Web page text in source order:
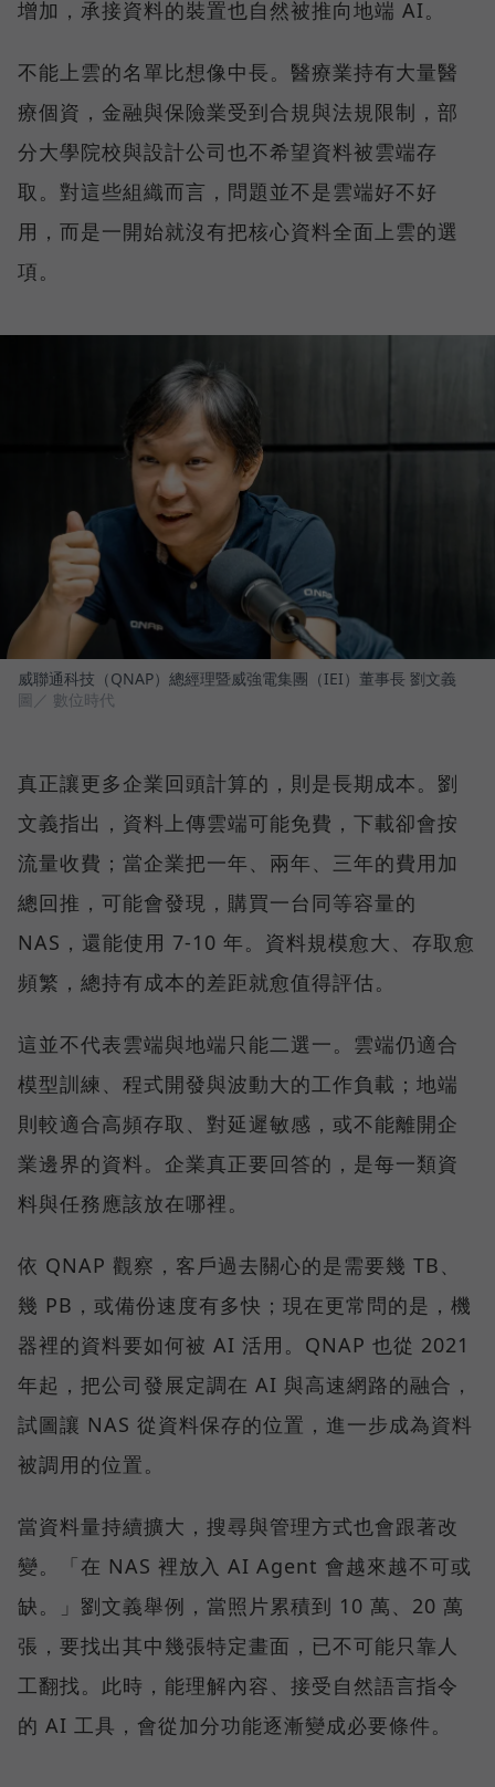
增加，承接資料的裝置也自然被推向地端 AI。
不能上雲的名單比想像中長。醫療業持有大量醫
療個資，金融與保險業受到合規與法規限制，部
分大學院校與設計公司也不希望資料被雲端存
取。對這些組織而言，問題並不是雲端好不好
用，而是一開始就沒有把核心資料全面上雲的選
項。
威聯通科技（QNAP）總經理暨威強電集團（IEI）董事長 劉文義
圖／ 數位時代
真正讓更多企業回頭計算的，則是長期成本。劉
文義指出，資料上傳雲端可能免費，下載卻會按
流量收費；當企業把一年、兩年、三年的費用加
總回推，可能會發現，購買一台同等容量的
NAS，還能使用 7-10 年。資料規模愈大、存取愈
頻繁，總持有成本的差距就愈值得評估。
這並不代表雲端與地端只能二選一。雲端仍適合
模型訓練、程式開發與波動大的工作負載；地端
則較適合高頻存取、對延遲敏感，或不能離開企
業邊界的資料。企業真正要回答的，是每一類資
料與任務應該放在哪裡。
依 QNAP 觀察，客戶過去關心的是需要幾 TB、
幾 PB，或備份速度有多快；現在更常問的是，機
器裡的資料要如何被 AI 活用。QNAP 也從 2021
年起，把公司發展定調在 AI 與高速網路的融合，
試圖讓 NAS 從資料保存的位置，進一步成為資料
被調用的位置。
當資料量持續擴大，搜尋與管理方式也會跟著改
變。「在 NAS 裡放入 AI Agent 會越來越不可或
缺。」劉文義舉例，當照片累積到 10 萬、20 萬
張，要找出其中幾張特定畫面，已不可能只靠人
工翻找。此時，能理解內容、接受自然語言指令
的 AI 工具，會從加分功能逐漸變成必要條件。